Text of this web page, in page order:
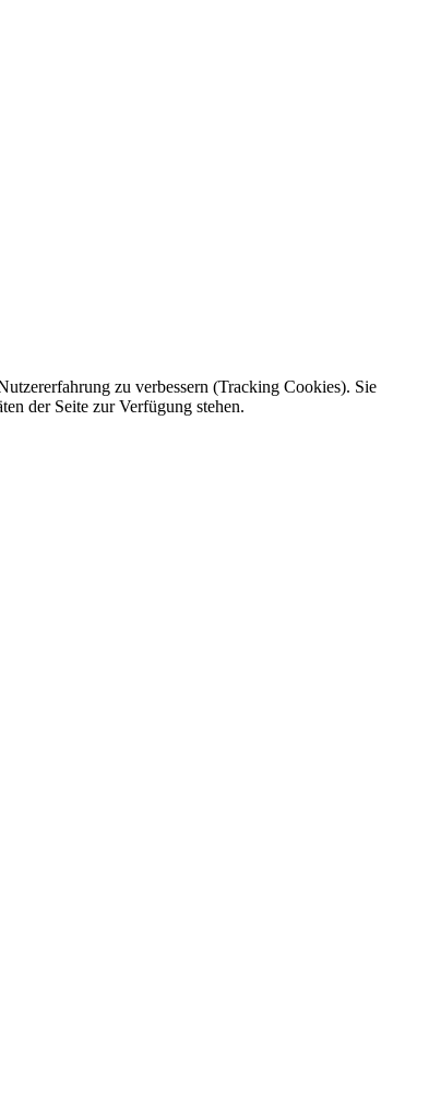
zu verbessern (Tracking Cookies). Sie
der Seite zur Verfügung stehen.